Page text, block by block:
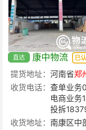
直达 康中物流 已
提货地址： 河南省郑
收货电话： 查单业务
电商业
投拆
收货地址： 南康区中